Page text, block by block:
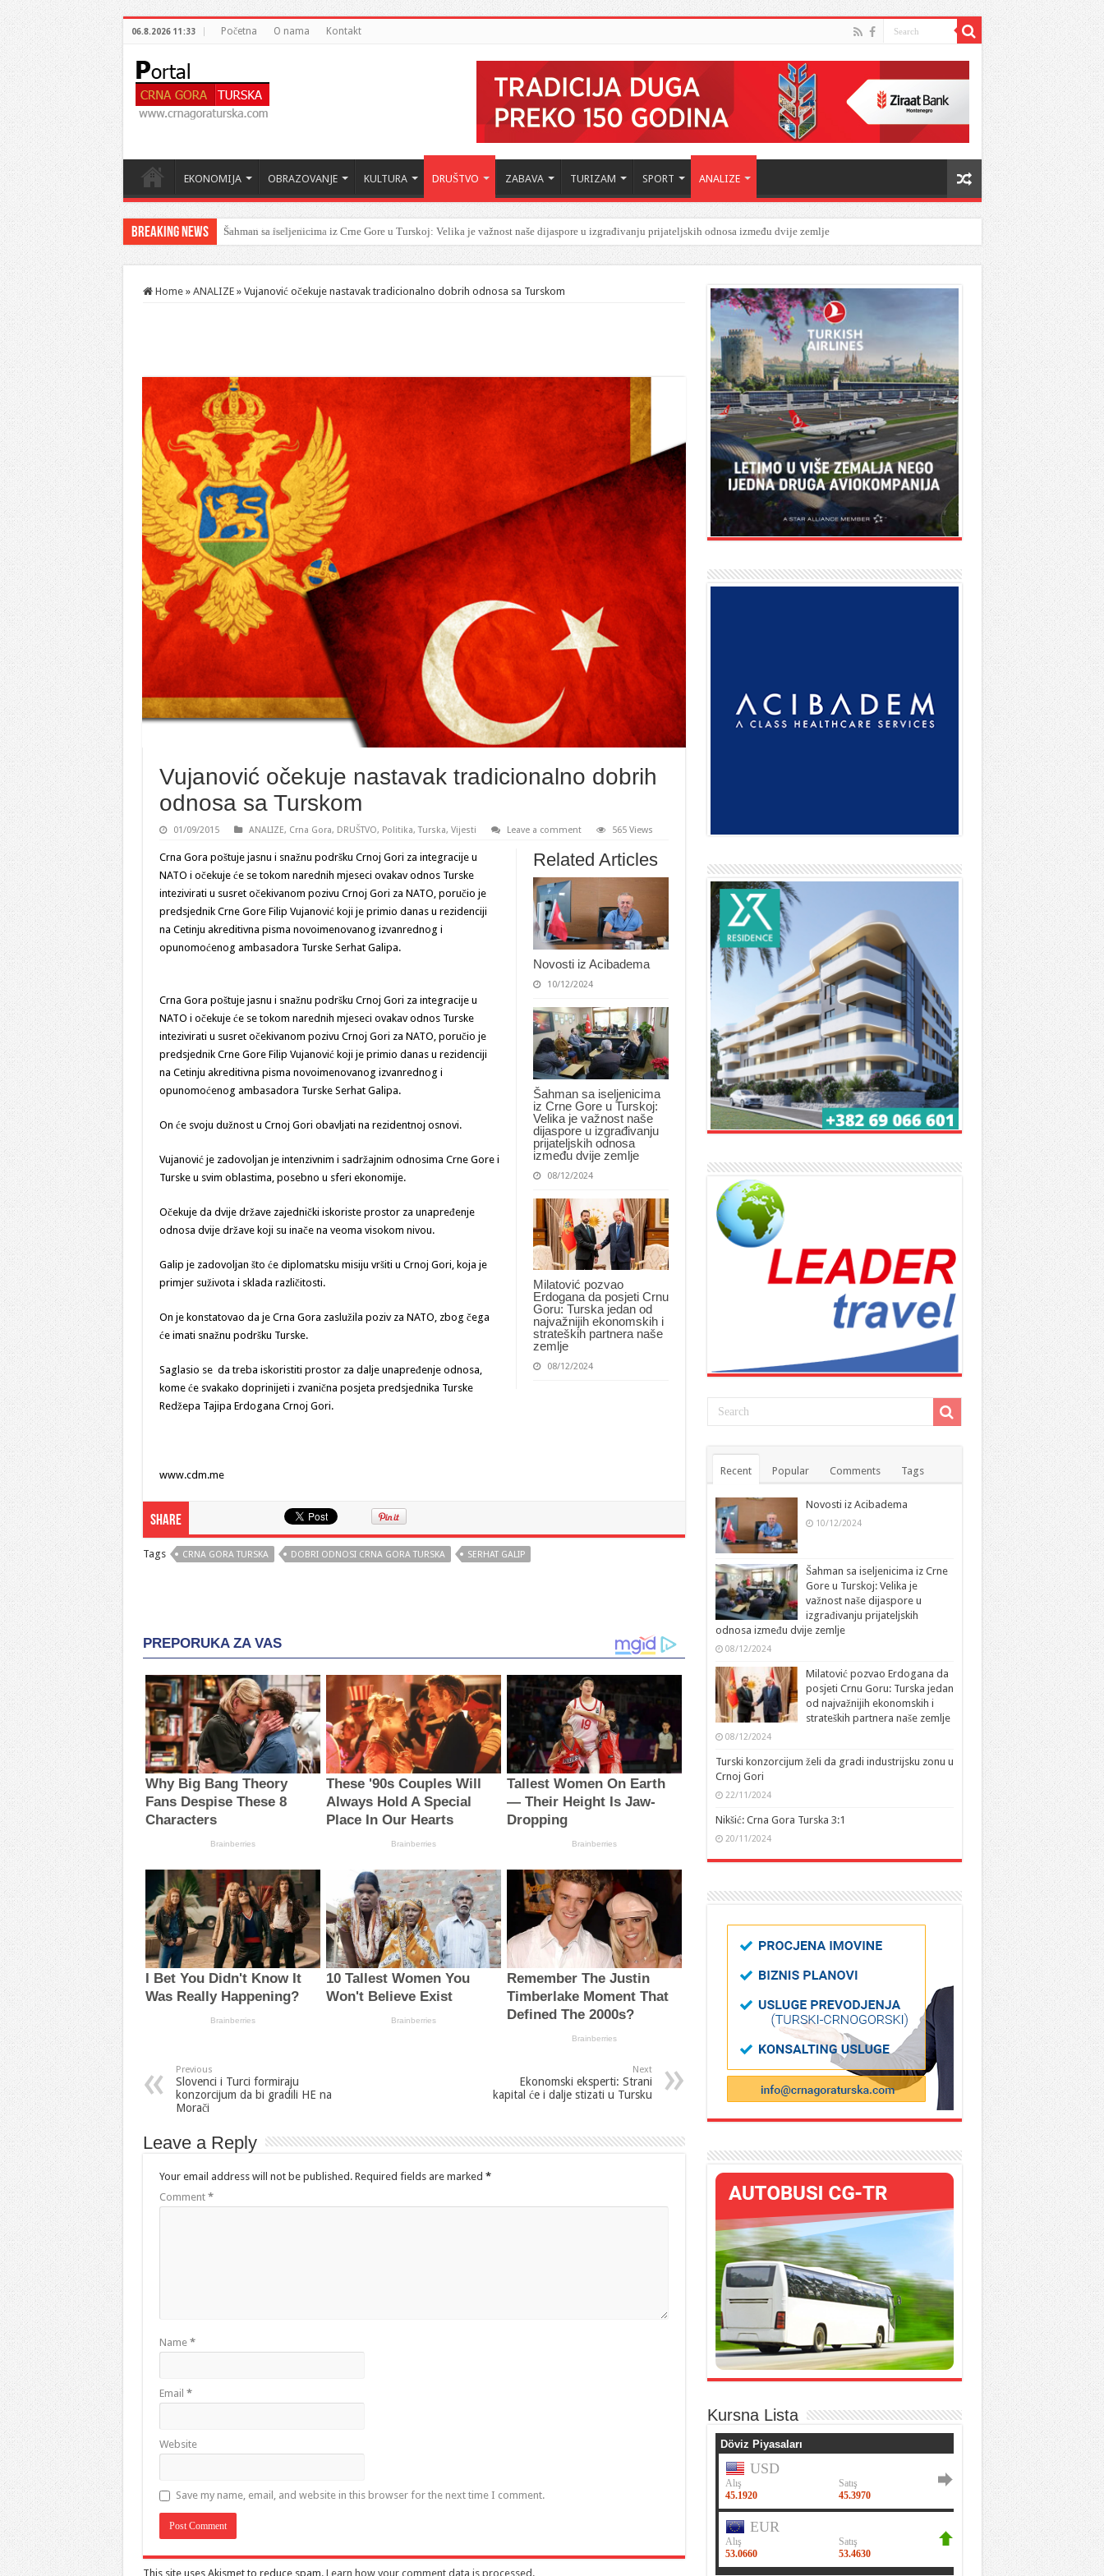
06.8.2026 11:33 Početna O nama Kontakt
EKONOMIJA OBRAZOVANJE KULTURA DRUŠTVO ZABAVA TURIZAM SPORT ANALIZE
Breaking News Šahman sa iseljenicima iz Crne Gore u Turskoj: Velika je važnost naše dijaspore u izgrađivanju prijateljskih odnosa između dvije zemlje
Home » ANALIZE » Vujanović očekuje nastavak tradicionalno dobrih odnosa sa Turskom
Vujanović očekuje nastavak tradicionalno dobrih
odnosa sa Turskom
01/09/2015 ANALIZE, Crna Gora, DRUŠTVO, Politika,Turska, Vijesti Leave a comment 565 Views
Related Articles
Novosti iz Acibadema
10/12/2024
Šahman sa iseljenicima
iz Crne Gore u Turskoj:
Velika je važnost naše
dijaspore u izgrađivanju
prijateljskih odnosa
između dvije zemlje
08/12/2024
Milatović pozvao
Erdogana da posjeti Crnu
Goru: Turska jedan od
najvažnijih ekonomskih i
strateških partnera naše
zemlje
08/12/2024
Crna Gora poštuje jasnu i snažnu podršku Crnoj Gori za integracije u
NATO i očekuje će se tokom narednih mjeseci ovakav odnos Turske
intezivirati u susret očekivanom pozivu Crnoj Gori za NATO, poručio je
predsjednik Crne Gore Filip Vujanović koji je primio danas u rezidenciji
na Cetinju akreditivna pisma novoimenovanog izvanrednog i
opunomoćenog ambasadora Turske Serhat Galipa.
Crna Gora poštuje jasnu i snažnu podršku Crnoj Gori za integracije u
NATO i očekuje će se tokom narednih mjeseci ovakav odnos Turske
intezivirati u susret očekivanom pozivu Crnoj Gori za NATO, poručio je
predsjednik Crne Gore Filip Vujanović koji je primio danas u rezidenciji
na Cetinju akreditivna pisma novoimenovanog izvanrednog i
opunomoćenog ambasadora Turske Serhat Galipa.
On će svoju dužnost u Crnoj Gori obavljati na rezidentnoj osnovi.
Vujanović je zadovoljan je intenzivnim i sadržajnim odnosima Crne Gore i
Turske u svim oblastima, posebno u sferi ekonomije.
Očekuje da dvije države zajednički iskoriste prostor za unapređenje
odnosa dvije države koji su inače na veoma visokom nivou.
Galip je zadovoljan što će diplomatsku misiju vršiti u Crnoj Gori, koja je
primjer suživota i sklada različitosti.
On je konstatovao da je Crna Gora zaslužila poziv za NATO, zbog čega
će imati snažnu podršku Turske.
Saglasio se da treba iskoristiti prostor za dalje unapređenje odnosa,
kome će svakako doprinijeti i zvanična posjeta predsjednika Turske
Redžepa Tajipa Erdogana Crnoj Gori.
www.cdm.me
Share
Tags CRNA GORA TURSKA DOBRI ODNOSI CRNA GORA TURSKA SERHAT GALIP
Previous
Slovenci i Turci formiraju
konzorcijum da bi gradili HE na
Morači
Next
Ekonomski eksperti: Strani
kapital će i dalje stizati u Tursku
Leave a Reply
Your email address will not be published. Required fields are marked *
Comment *
Name *
Email *
Website
Save my name, email, and website in this browser for the next time I comment.
This site uses Akismet to reduce spam. Learn how your comment data is processed .
Recent Popular Comments Tags
Novosti iz Acibadema
10/12/2024
Šahman sa iseljenicima iz Crne
Gore u Turskoj: Velika je
važnost naše dijaspore u
izgrađivanju prijateljskih
odnosa između dvije zemlje
08/12/2024
Milatović pozvao Erdogana da
posjeti Crnu Goru: Turska jedan
od najvažnijih ekonomskih i
strateških partnera naše zemlje
08/12/2024
Turski konzorcijum želi da gradi industrijsku zonu u
Crnoj Gori
22/11/2024
Nikšić: Crna Gora Turska 3:1
20/11/2024
Kursna Lista